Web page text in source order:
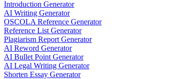
Introduction Generator
AI Writing Generator
OSCOLA Reference Generator
Reference List Generator
Plagiarism Report Generator
AI Reword Generator
AI Bullet Point Generator
AI Legal Writing Generator
Shorten Essay Generator